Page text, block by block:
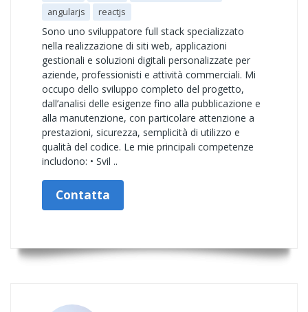
angularjs
reactjs
Sono uno sviluppatore full stack specializzato
nella realizzazione di siti web, applicazioni
gestionali e soluzioni digitali personalizzate per
aziende, professionisti e attività commerciali. Mi
occupo dello sviluppo completo del progetto,
dall’analisi delle esigenze fino alla pubblicazione e
alla manutenzione, con particolare attenzione a
prestazioni, sicurezza, semplicità di utilizzo e
qualità del codice. Le mie principali competenze
includono: • Svil ..
Contatta